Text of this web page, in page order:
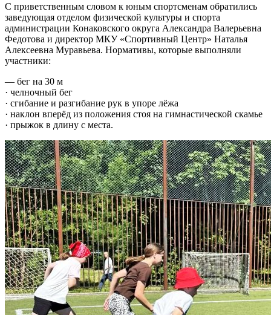
С приветственным словом к юным спортсменам обратились
заведующая отделом физической культуры и спорта
администрации Конаковского округа Александра Валерьевна
Федотова и директор МКУ «Спортивный Центр» Наталья
Алексеевна Муравьева. Нормативы, которые выполняли
участники:
— бег на 30 м
· челночный бег
· сгибание и разгибание рук в упоре лёжа
· наклон вперёд из положения стоя на гимнастической скамье
· прыжок в длину с места.